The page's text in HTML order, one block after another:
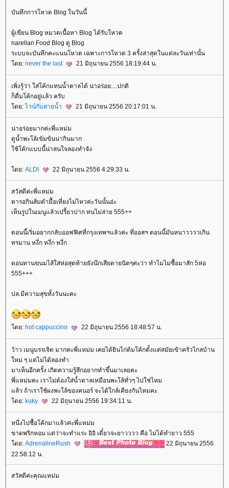
บันทึกการโหวต Blog ในวันนี้
ผู้เขียน Blog หมวดเนื้อหา Blog ได้รับโหวต
narellan Food Blog ดู Blog
ระบบจะบันทึกคะแนนโหวต เฉพาะการโหวต 3 ครั้งล่าสุดในแต่ละวันเท่านั้น
ดย: never the last 21 มิถุนายน 2556 18:19:44 น.
เพิ่งรู้ว่า ใส่โค้กแทนน้ำตาลได้ น่าอร่อย....ปกติ
ก็ดื่มโค้กอยู่แล้ว ครับ
ดย:ไวน์กับสายน้ำ 21 มิถุนายน 2556 20:17:01 น.
น่าอร่อยมากค่ะพี่แหม่ม
ดูน้ำพะโล้เข้มข้นน่ากินมาก
ช้โค้กแบบนี้น่าสนใจลองทำจัง
ดย: ALDI 22 มิถุนายน 2556 4:29:33 น.
สวัสดีค่ะพี่แหม่ม
ตารอกินส้มตำมื้อเที่ยงไม่ไหวค่ะวันนั้นอ่ะ
เห็นรูปในเมนูแล้วเปรี้ยวปาก ทนไม่ล่าย 555++
ตอนนี้เริ่มอยากกลับออฟฟิศที่กรุงเทพฯแล้วค่ะ ที่ออสฯ ตอนนี้มันหนาววววเกิน
ทรมาน หงึ่ก หงึ่ก หงึ่ก
ตอนทานขนมไส้ใส่ห่อสุดท้ายยังนึกเสียดายนิดๆค่ะว่า ทำไมไม่ซื้อมาสัก 5ห่อ
555+++
ปล.มีความสุขทั้งวันนะคะ
ดย: hot cappuccino 22 มิถุนายน 2556 18:48:57 น.
ว้าว เมนูบรรเจิด มากคะพี่แหม่ม เคยได้ยินไก่ต้มโค้กตั้งแต่สมัยเข้าครัวไกลบ้าน
หม่ ๆ แต่ไม่ได้ลองทำ
มาเห็นอีกครั้ง เกิดความรู้สึกอยากทำขึ้นมาเลยคะ
พี่แหม่มคะ เราไม่ต้องใส่น้ำตาลเหมือนพะโล้ทั่วๆ ไปใช่ไหม
ล้ว ถ้าเราใช้ผงพะโล้ของคนอร์ จะได้ใกล้เคียงกันไหมคะ
ดย: kuky 22 มิถุนายน 2556 19:34:11 น.
หนึ่งไปซื้อโค้กมาแล้วค่ะพี่แหม่ม
ขาดพริกหอม แต่ว่าจะทำแระ อิอิ เดี๋ยวจะยาวววว คือ ไม่ได้ทำยาว 555
ดย: AdrenalineRush
22 มิถุนายน 2556
22:58:12 น.
สวัสดีค่ะคุณแหม่ม